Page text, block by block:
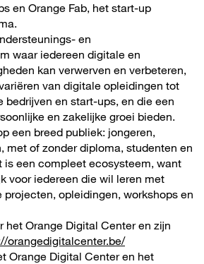
en Orange Fab, het start-up
en
waar iedereen digitale en
kan verwerven en verbeteren,
van digitale opleidingen tot
bedrijven en start-ups, en die een
en zakelijke groei bieden.
een breed publiek: jongeren,
met of zonder diploma, studenten en
is een compleet ecosysteem, want
voor iedereen die wil leren met
opleidingen, workshops en
het Orange Digital Center en zijn
orangedigitalcenter.be/
Orange Digital Center en het